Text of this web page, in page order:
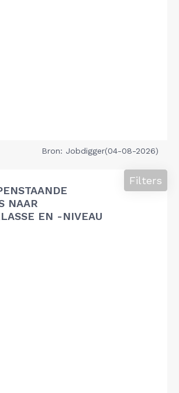
Bron: Jobdigger(04-08-2026)
NAAR
EN -NIVEAU
Filters